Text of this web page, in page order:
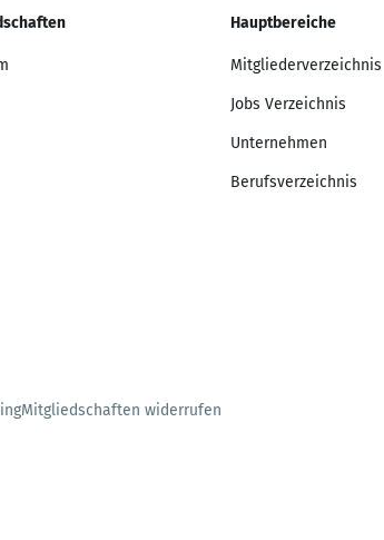
Hauptbereiche
Mitgliederverzeichnis
Jobs Verzeichnis
Unternehmen
Berufsverzeichnis
Mitgliedschaften widerrufen